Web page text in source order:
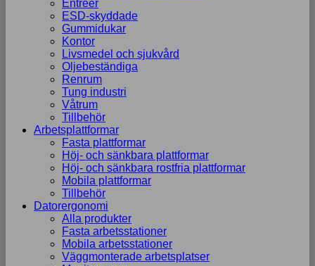
Entréer
ESD-skyddade
Gummidukar
Kontor
Livsmedel och sjukvård
Oljebeständiga
Renrum
Tung industri
Våtrum
Tillbehör
Arbetsplattformar
Fasta plattformar
Höj- och sänkbara plattformar
Höj- och sänkbara rostfria plattformar
Mobila plattformar
Tillbehör
Datorergonomi
Alla produkter
Fasta arbetsstationer
Mobila arbetsstationer
Väggmonterade arbetsplatser